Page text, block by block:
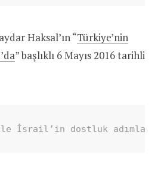
Haksal’ın “Türkiye’nin
” başlıklı 6 Mayıs 2016 tarihli
İsrail’in dostluk